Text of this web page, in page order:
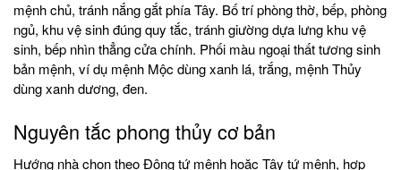
mệnh chủ, tránh nắng gắt phía Tây. Bố trí phòng thờ, bếp, phòng
ngủ, khu vệ sinh đúng quy tắc, tránh giường dựa lưng khu vệ
sinh, bếp nhìn thẳng cửa chính. Phối màu ngoại thất tương sinh
bản mệnh, ví dụ mệnh Mộc dùng xanh lá, trắng, mệnh Thủy
dùng xanh dương, đen.
Nguyên tắc phong thủy cơ bản
Hướng nhà chọn theo Đông tứ mệnh hoặc Tây tứ mệnh, hợp